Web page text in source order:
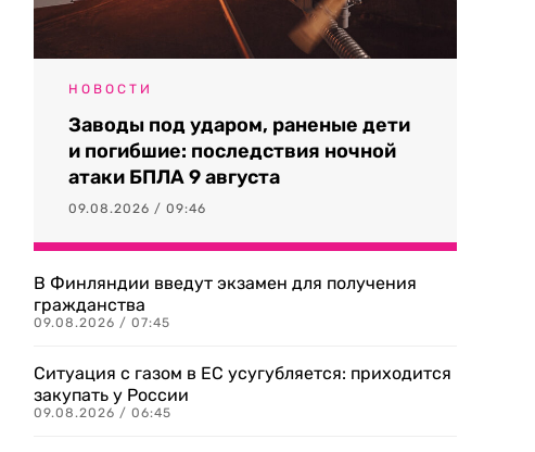
НОВОСТИ
Заводы под ударом, раненые дети
и погибшие: последствия ночной
атаки БПЛА 9 августа
09.08.2026 / 09:46
В Финляндии введут экзамен для получения
гражданства
09.08.2026 / 07:45
Ситуация с газом в ЕС усугубляется: приходится
закупать у России
09.08.2026 / 06:45